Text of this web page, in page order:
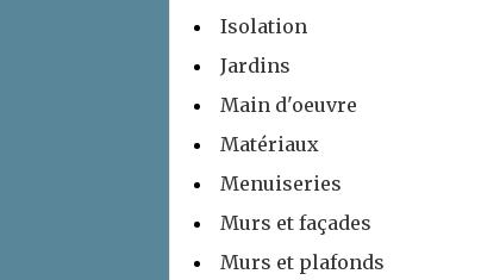
Isolation
Jardins
Main d'oeuvre
Matériaux
Menuiseries
Murs et façades
Murs et plafonds